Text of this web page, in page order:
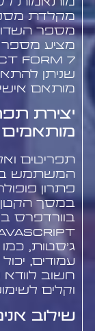
מקלדת
מספר
מציע מספר
מותאם
יצירת
מותאמים
תפריטים
המשתמש
פתרון
במסך הקטן.
ג'סטות, כמו
עמודים,
חשוב לוודא
וקלים
שילוב